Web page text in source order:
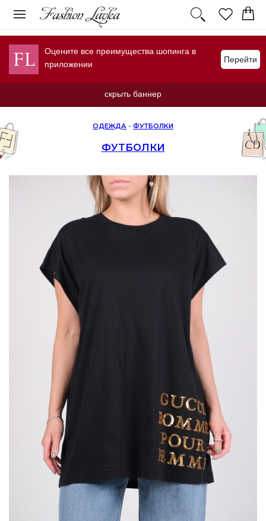
Оцените все преимущества шопинга в
приложении
Перейти
скрыть баннер
ОДЕЖДА - ФУТБОЛКИ
ФУТБОЛКИ